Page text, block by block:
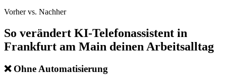
Vorher vs. Nachher
So verändert KI-Telefonassistent in
Frankfurt am Main deinen Arbeitsalltag
❌Ohne Automatisierung